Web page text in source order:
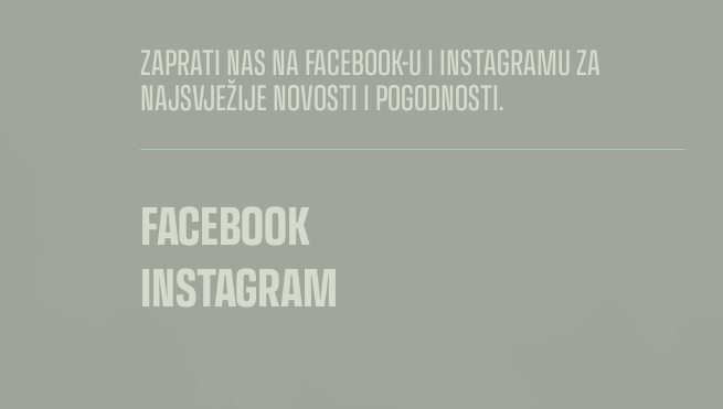
ZAPRATI NAS NA FACEBOOK-U I INSTAGRAMU ZA
NAJSVJEŽIJE NOVOSTI I POGODNOSTI.
FACEBOOK
INSTAGRAM